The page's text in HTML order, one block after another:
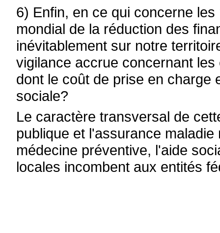
6) Enfin, en ce qui concerne
mondial de la réduction des
inévitablement sur notre
vigilance accrue concernant
dont le coût de prise en charge
sociale?
Le caractère transversal de
publique et l'assurance
médecine préventive, l'aide
locales incombent aux entités